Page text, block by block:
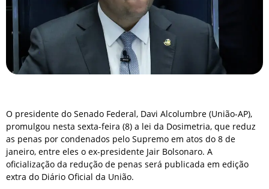
O presidente do Senado Federal, Davi Alcolumbre (União-AP),
promulgou nesta sexta-feira (8) a lei da Dosimetria, que reduz
as penas por condenados pelo Supremo em atos do 8 de
janeiro, entre eles o ex-presidente Jair Bolsonaro. A
oficialização da redução de penas será publicada em edição
extra do Diário Oficial da União.